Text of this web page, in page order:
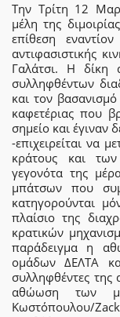
Την Τρίτη 12
μέλη της
επίθεση
αντιφασιστικής
Γαλάτσι. Η δίκη
συλληφθέντων
και τον
καφετέριας που
σημείο και έγιναν
-επιχειρείται να
κράτους και
γεγονότα της
μπάτσων που
κατηγορούνται
πλαίσιο της
κρατικών
παράδειγμα η
ομάδων ΔΕΛΤΑ
συλληφθέντες της
αθώωση των
Κωστόπουλου/